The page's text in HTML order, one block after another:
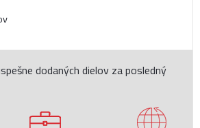
dodaných dielov za posledný